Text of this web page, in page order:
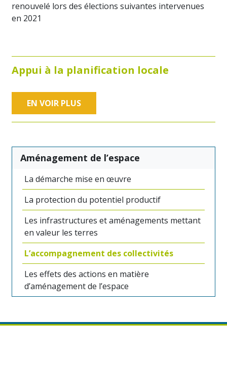
renouvelé lors des élections suivantes intervenues
en 2021
Appui à la planification locale
EN VOIR PLUS
Aménagement de l’espace
La démarche mise en œuvre
La protection du potentiel productif
Les infrastructures et aménagements mettant
en valeur les terres
L’accompagnement des collectivités
Les effets des actions en matière
d’aménagement de l’espace